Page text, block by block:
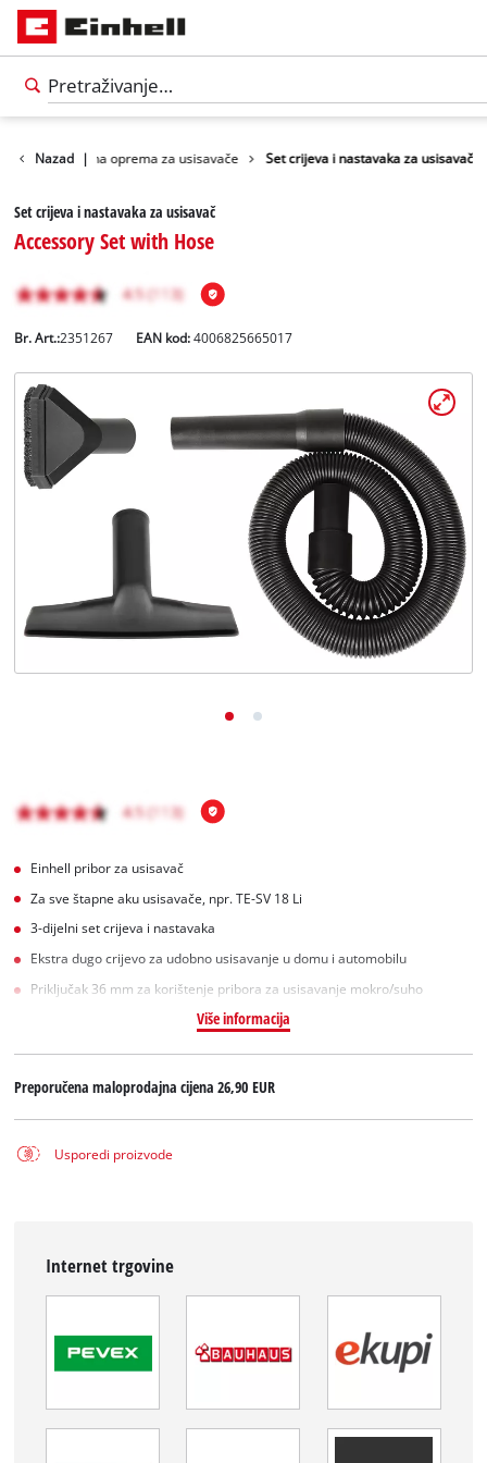
Hrvatski
Nazad |
Dodatna oprema za usisavače Set crijeva i nastavaka za usisavač
Set crijeva i nastavaka za usisavač
Accessory Set with Hose
Br. Art.:2351267 EAN kod:4006825665017
Einhell pribor za usisavač
Za sve štapne aku usisavače, npr. TE-SV 18 Li
3-dijelni set crijeva i nastavaka
Ekstra dugo crijevo za udobno usisavanje u domu i automobilu
Priključak 36 mm za korištenje pribora za usisavanje mokro/suho
Više informacija
Preporučena maloprodajna cijena26,90 EUR
Usporedi proizvode
Internet trgovine